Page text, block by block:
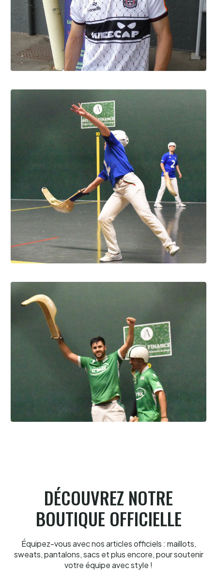
David Berbon, "Foxy" c'est lui
Pau cup féminine la quiñiéla fut franco
française
8.8.2026
DÉCOUVREZ NOTRE
BOUTIQUE OFFICIELLE
Équipez-vous avec nos articles officiels : maillots,
sweats, pantalons, sacs et plus encore, pour soutenir
votre équipe avec style !